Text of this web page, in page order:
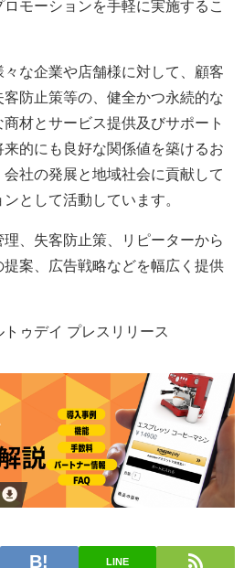
モーションを手軽に実施するこ
な企業や店舗様に対して、顧客
防止策等の、健全かつ永続的な
材とサービス提供及びサポート
的にも良好な関係値を築けるお
社の発展と地域社会に貢献して
として活動しています。
、失客防止策、リピーターから
案、広告戦略などを幅広く提供
ゥデイ プレスリリース
LINE